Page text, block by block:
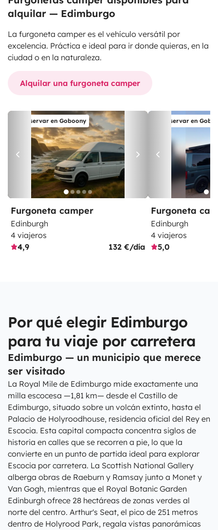
alquilar — Edimburgo
La furgoneta camper es el vehículo versátil por
excelencia. Práctica e ideal para ir donde quieras, en la
ciudad o en la naturaleza.
Alquilar una furgoneta camper
Reservar en Goboony
Furgoneta camper
Edinburgh
4 viajeros
4,9
132 €/día
Reservar en
Furgoneta
Edinburgh
4 viajeros
5,0
Por qué elegir Edimburgo
para tu viaje por carretera
Edimburgo — un municipio que merece
ser visitado
La Royal Mile de Edimburgo mide exactamente una
milla escocesa —1,81 km— desde el Castillo de
Edimburgo, situado sobre un volcán extinto, hasta el
Palacio de Holyroodhouse, residencia oficial del Rey en
Escocia. Esta capital compacta concentra siglos de
historia en calles que se recorren a pie, lo que la
convierte en un punto de partida ideal para explorar
Escocia por carretera. La Scottish National Gallery
alberga obras de Raeburn y Ramsay junto a Monet y
Van Gogh, mientras que el Royal Botanic Garden
Edinburgh ofrece 28 hectáreas de zonas verdes al
norte del centro. Arthur's Seat, el pico de 251 metros
dentro de Holyrood Park, regala vistas panorámicas